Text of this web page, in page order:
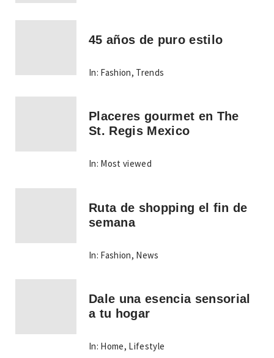
45 años de puro estilo
In: Fashion, Trends
Placeres gourmet en The
St. Regis Mexico
In: Most viewed
Ruta de shopping el fin de
semana
In: Fashion, News
Dale una esencia sensorial
a tu hogar
In: Home, Lifestyle